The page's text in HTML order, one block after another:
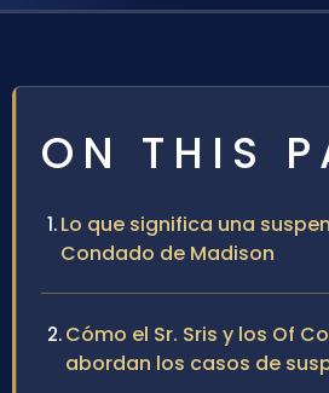
ON THIS
Lo que significa una
Condado de Madison
Cómo el Sr. Sris y los Of
abordan los casos de